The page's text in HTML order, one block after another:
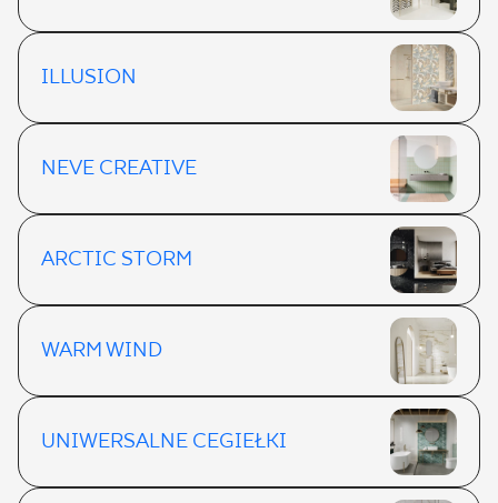
ILLUSION
NEVE CREATIVE
ARCTIC STORM
WARM WIND
UNIWERSALNE CEGIEŁKI